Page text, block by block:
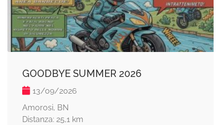
GOODBYE SUMMER 2026
13/09/2026
Amorosi, BN
Distanza: 25,1 km